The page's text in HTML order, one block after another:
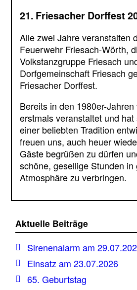
21. Friesacher Dorffest
Alle zwei Jahre veranstalten
Feuerwehr Friesach-Wörth,
Volkstanzgruppe Friesach
Dorfgemeinschaft Friesach
Friesacher Dorffest.
Bereits in den 1980er-
erstmals veranstaltet und
einer beliebten Tradition
freuen uns, auch heuer
Gäste begrüßen zu dürfen
schöne, gesellige Stunden in
Atmosphäre zu verbringen.
Aktuelle Beiträge
Sirenenalarm am
Einsatz am 23.07.2026
65. Geburtstag